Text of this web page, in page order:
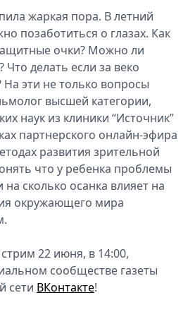
жаркая пора. В летний
позаботиться о глазах. Как
очки? Можно ли
Что делать если за веко
На эти не только вопросы
высшей категории,
наук из клиники “Источник”
партнерского онлайн-эфира
развития зрительной
что у ребенка проблемы
на сколько осанка влияет на
окружающего мира
22 июня, в 14:00,
сообществе газеты
сети ВКонтакте!